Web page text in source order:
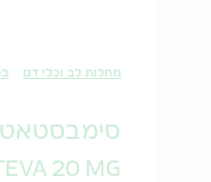
מחלות לב וכלי דם
סימבסטאטין
20 MG